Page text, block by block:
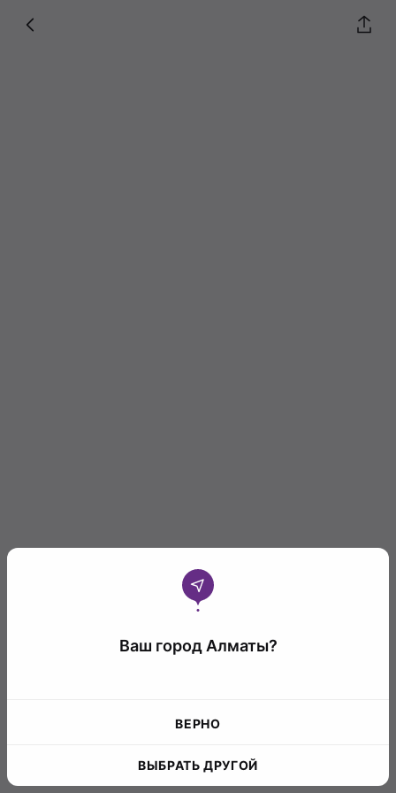
Ваш город Алматы?
ВЕРНО
ВЫБРАТЬ ДРУГОЙ